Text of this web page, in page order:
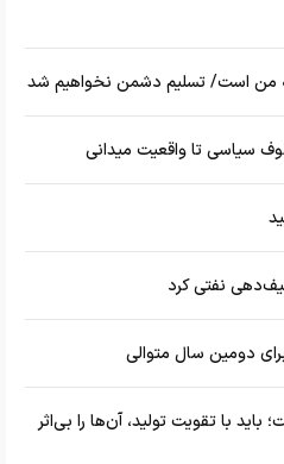
من است/ تسلیم دشمن نخواهیم شد
سیاسی تا واقعیت میدانی
نفتی کرد
باید با تقویت تولید، آن‌ها را بی‌اثر